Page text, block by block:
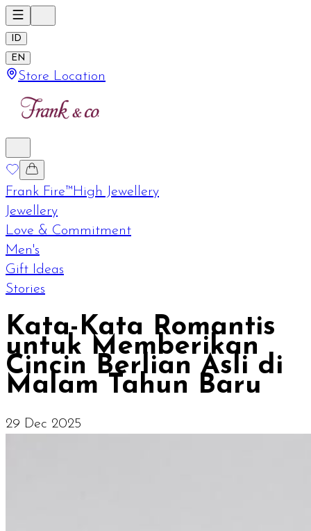
ID
EN
Store Location
Frank Fire™High Jewellery
Jewellery
Love & Commitment
Men's
Gift Ideas
Stories
Kata-Kata Romantis
untuk Memberikan
Cincin Berlian Asli di
Malam Tahun Baru
29 Dec 2025